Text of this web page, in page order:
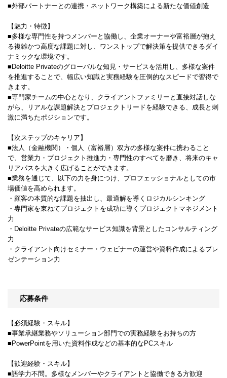
■外部パートナーとの連携・ネットワーク構築による新たな価値創造
【魅力・特徴】
■多様な専門性を持つメンバーと協働し、企業オーナーや富裕層が抱え
る複雑かつ高度な課題に対し、ワンストップで解決策を提供できるダイ
ナミックな環境です。
■Deloitte Privateのグローバルな知見・サービスを活用し、多様な案件
を推進することで、幅広い知識と実務経験を圧倒的なスピードで習得で
きます。
■専門家チームの中心となり、クライアントファミリーと直接対話しな
がら、リアルな課題解決とプロジェクトリードを経験できる、成長と刺
激に満ちたポジションです。
【次ステップのキャリア】
■法人（金融機関）・個人（富裕層）双方の多様な案件に携わること
で、営業力・プロジェクト推進力・専門性のすべてを磨き、将来のキャ
リアパスを大きく広げることができます。
■業務を通じて、以下の力を身につけ、プロフェッショナルとしての市
場価値を高められます。
・顧客の本質的な課題を抽出し、最適解を導くロジカルシンキング
・専門家を束ねてプロジェクトを成功に導くプロジェクトマネジメント
力
・Deloitte Privateの広範なサービス知識を背景としたコンサルティング
力
・クライアント向けセミナー・ウェビナーの運営や資料作成によるプレ
ゼンテーション力
応募条件
【必須経験・スキル】
■事業承継業務やソリューション部門での実務経験をお持ちの方
■PowerPointを用いた資料作成などの基本的なPCスキル
【歓迎経験・スキル】
■語学力不問。多様なメンバーやクライアントと協働できる方歓迎